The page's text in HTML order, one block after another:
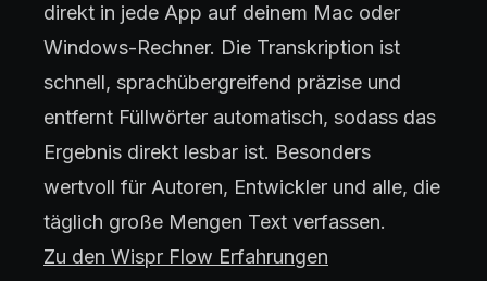
direkt in jede App auf deinem Mac oder
Windows-Rechner. Die Transkription ist
schnell, sprachübergreifend präzise und
entfernt Füllwörter automatisch, sodass das
Ergebnis direkt lesbar ist. Besonders
wertvoll für Autoren, Entwickler und alle, die
täglich große Mengen Text verfassen.
Zu den Wispr Flow Erfahrungen